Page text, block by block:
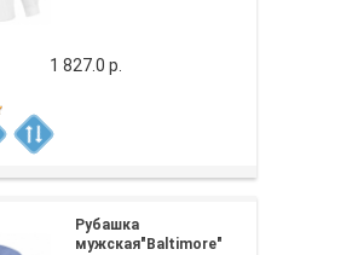
1 827.0 р.
Рубашка
мужская"Baltimore"